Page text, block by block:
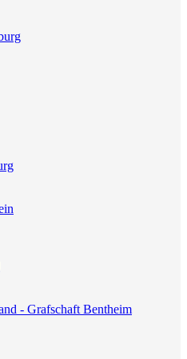
- Grafschaft Bentheim